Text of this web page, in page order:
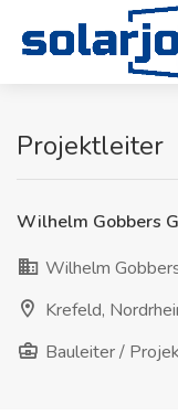
Zum Inhalt springen
Projektleiter
Wilhelm Gobbers
Wilhelm
Krefeld,
Bauleiter /